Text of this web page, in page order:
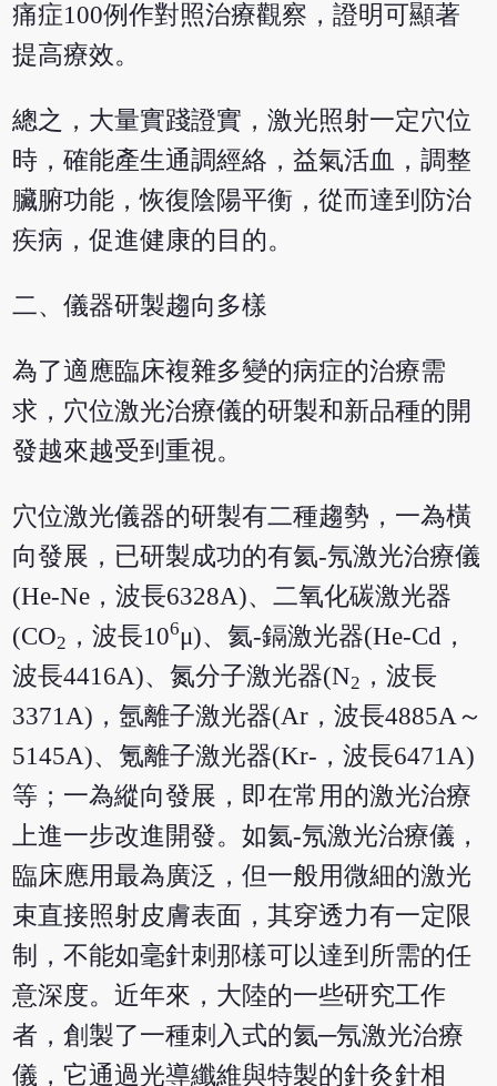
痛症100例作對照治療觀察，證明可顯著
提高療效。
總之，大量實踐證實，激光照射一定穴位
時，確能產生通調經絡，益氣活血，調整
臟腑功能，恢復陰陽平衡，從而達到防治
疾病，促進健康的目的。
二、儀器研製趨向多樣
為了適應臨床複雜多變的病症的治療需
求，穴位激光治療儀的研製和新品種的開
發越來越受到重視。
穴位激光儀器的研製有二種趨勢，一為橫
向發展，已研製成功的有氦-氖激光治療儀
(He-Ne，波長6328A)、二氧化碳激光器
(CO2 ，波長106μ)、氦-鎘激光器(He-Cd，
波長4416A)、氮分子激光器(N2 ，波長
3371A)，氬離子激光器(Ar，波長4885A～
5145A)、氪離子激光器(Kr-，波長6471A)
等；一為縱向發展，即在常用的激光治療
上進一步改進開發。如氦-氖激光治療儀，
臨床應用最為廣泛，但一般用微細的激光
束直接照射皮膚表面，其穿透力有一定限
制，不能如毫針刺那樣可以達到所需的任
意深度。近年來，大陸的一些研究工作
者，創製了一種刺入式的氦─氖激光治療
儀，它通過光導纖維與特製的針灸針相